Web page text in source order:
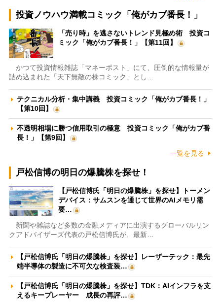
投資ノウハウ満載コミック「俺がカブ番長！」
「売り時」を逃さないトレンド見極め術 投資コ
ミック「俺がカブ番長！」【第11回】
かつて投資情報雑誌「マネーポスト」にて、圧倒的な情報量が
詰め込まれた「天下無敵の株コミック」とし…
テクニカル分析・集中講義 投資コミック「俺がカブ番長！」
【第10回】
不透明相場に勝つ信用取引の極意 投資コミック「俺がカブ番
長！」【第9回】
一覧を見る
戸松信博の明日の爆騰株を探せ！
【戸松信博氏「明日の爆騰株」を探せ】トーメン
デバイス：サムスンを通じて世界のAIメモリ需
要…
新聞や雑誌など多数の金融メディアに出演するグローバルリン
クアドバイザーズ代表の戸松信博氏が、最新…
【戸松信博氏「明日の爆騰株」を探せ】レーザーテック：最先
端半導体の製造に不可欠な検査装…
【戸松信博氏「明日の爆騰株」を探せ】TDK：AIインフラを支
えるキープレーヤー 成長の再評…